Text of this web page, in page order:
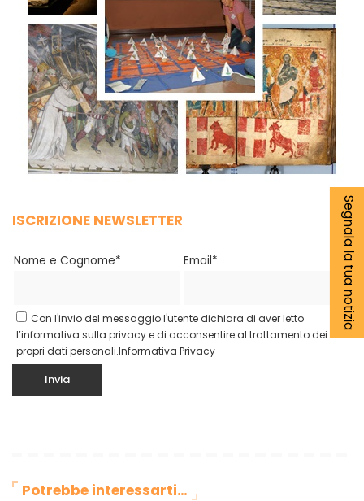
ISCRIZIONE NEWSLETTER
Nome e Cognome* Email*
Con l'invio del messaggio l'utente dichiara di aver letto
l’informativa sulla privacy e di acconsentire al trattamento dei
propri dati personali.Informativa Privacy
Potrebbe interessarti…
Segnala la tua notizia